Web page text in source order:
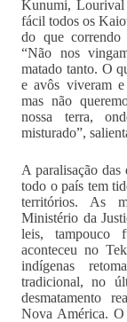
Kunumi, Lourival
fácil todos os
do que correndo
“Não nos
matado tanto. O
e avôs viveram e
mas não
nossa terra,
misturado”,
A paralisação das
todo o país tem
territórios. As
Ministério da
leis, tampouco
aconteceu no
indígenas
tradicional, no
desmatamento
Nova América. O